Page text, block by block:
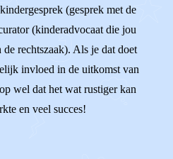
(gesprek met de
(kinderadvocaat die jou
rechtszaak). Als je dat doet
invloed in de uitkomst van
wel dat het wat rustiger kan
en veel succes!